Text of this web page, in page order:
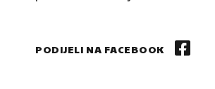
PODIJELI NA FACEBOOK